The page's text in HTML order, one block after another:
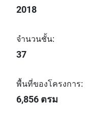
2018
จำนวนชั้น:
37
พื้นที่ของโครงการ:
6,856 ตรม